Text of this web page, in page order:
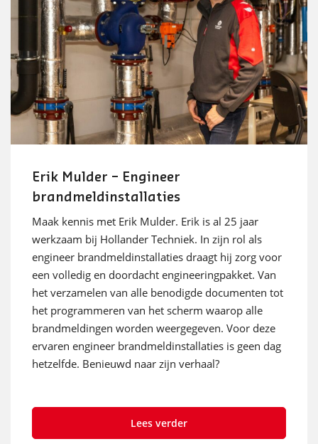
Erik Mulder – Engineer
brandmeldinstallaties
Maak kennis met Erik Mulder. Erik is al 25 jaar
werkzaam bij Hollander Techniek. In zijn rol als
engineer brandmeldinstallaties draagt hij zorg voor
een volledig en doordacht engineeringpakket. Van
het verzamelen van alle benodigde documenten tot
het programmeren van het scherm waarop alle
brandmeldingen worden weergegeven. Voor deze
ervaren engineer brandmeldinstallaties is geen dag
hetzelfde. Benieuwd naar zijn verhaal?
Lees verder